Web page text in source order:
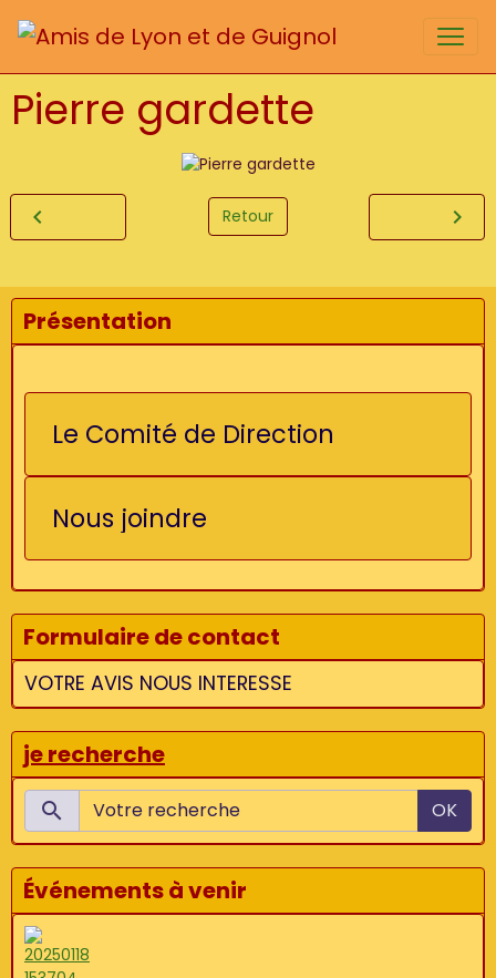
Pierre gardette
Retour
Présentation
Le Comité de Direction
Nous joindre
Formulaire de contact
VOTRE AVIS NOUS INTERESSE
je recherche
OK
Événements à venir